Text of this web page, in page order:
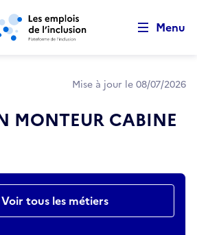
Aller au contenu principal
Menu
Mise à jour le 08/07/2026
MONTEUR CABINE
Voir tous les métiers
cookies